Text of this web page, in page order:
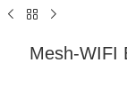
Mesh-WIFI